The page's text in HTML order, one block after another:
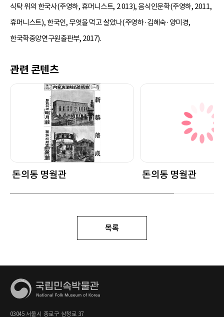
식탁 위의 한국사(주영하, 휴머니스트, 2 013), 음식인문학(주영하, 2011,
휴머니스트), 한국인, 무엇을 먹고 살았나(주영하·김혜숙·양미경,
한국학중앙연구원출판부, 2017).
관련 콘텐츠
돈의동 명월관 돈의동 명월관
목록
03045 서울시 종로구 삼청로 37